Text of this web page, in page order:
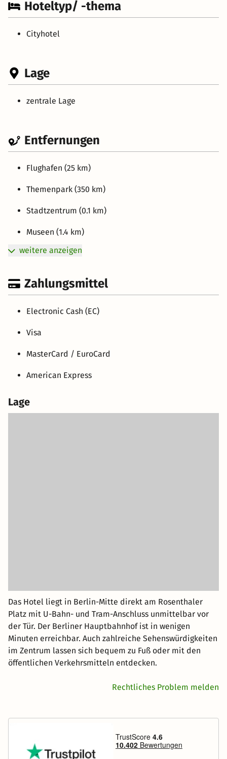
Hoteltyp/ -thema
Cityhotel
Lage
zentrale Lage
Entfernungen
Flughafen (25 km)
Themenpark (350 km)
Stadtzentrum (0.1 km)
Museen (1.4 km)
weitere anzeigen
Zahlungsmittel
Electronic Cash (EC)
Visa
MasterCard / EuroCard
American Express
Lage
Das Hotel liegt in Berlin-Mitte direkt am Rosenthaler
Platz mit U-Bahn- und Tram-Anschluss unmittelbar vor
der Tür. Der Berliner Hauptbahnhof ist in wenigen
Minuten erreichbar. Auch zahlreiche Sehenswürdigkeiten
im Zentrum lassen sich bequem zu Fuß oder mit den
öffentlichen Verkehrsmitteln entdecken.
Rechtliches Problem melden